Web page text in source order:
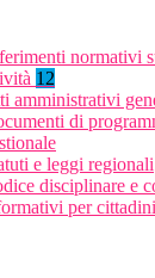
normativi
12
amministrativi
di
e leggi regionali
disciplinare e
per